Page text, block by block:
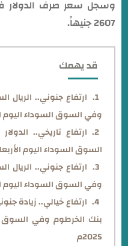
وسجل سعر صرف الدولار
2607 جنيهاً.
قد يهمك
ارتفاع جنوني..
وفي السوق السوداء اليوم الأربعاء 28
ارتفاع تاريخي..
السوق السوداء اليوم الأربعاء 21/5/
ارتفاع جنوني..
وفي السوق السوداء اليوم الاثنين 19
ارتفاع خيالي.. زيادة
2025م